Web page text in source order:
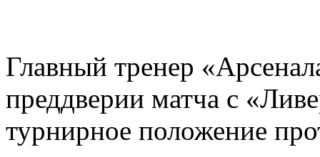
Главный тренер
преддверии матча с
турнирное положение